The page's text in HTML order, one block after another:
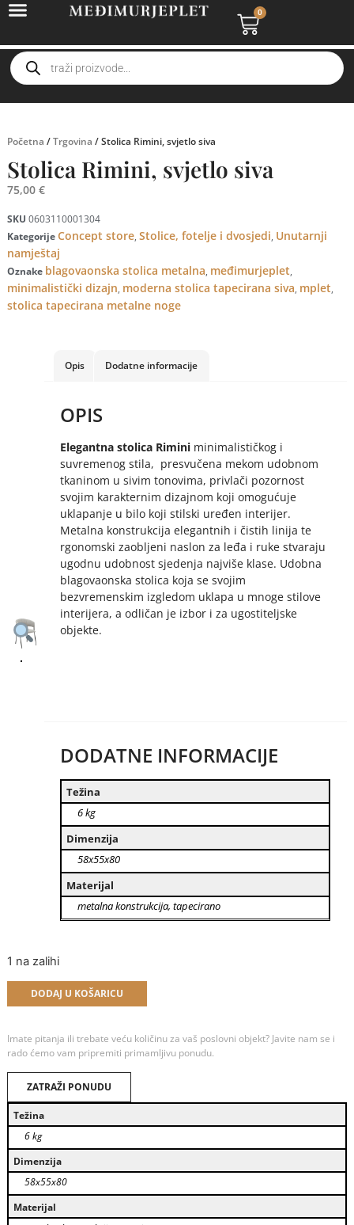
0
Početna /Trgovina / Stolica Rimini, svjetlo siva
Stolica Rimini, svjetlo siva
75,00 €
SKU 0603110001304
KategorijeConcept store, Stolice, fotelje i dvosjedi, Unutarnji
namještaj
Oznake blagovaonska stolica metalna, međimurjeplet,
minimalistički dizajn, moderna stolica tapecirana siva, mplet,
stolica tapecirana metalne noge
Opis Dodatne informacije
OPIS
Elegantna stolica Rimini minimalističkog i
suvremenog stila, presvučena mekom udobnom
tkaninom u sivim tonovima, privlači pozornost
svojim karakternim dizajnom koji omogućuje
uklapanje u bilo koji stilski uređen interijer.
Metalna konstrukcija elegantnih i čistih linija te
rgonomski zaobljeni naslon za leđa i ruke stvaraju
ugodnu udobnost sjedenja najviše klase. Udobna
blagovaonska stolica koja se svojim
bezvremenskim izgledom uklapa u mnoge stilove
interijera, a odličan je izbor i za ugostiteljske
objekte.
DODATNE INFORMACIJE
Težina
6 kg
Dimenzija
58x55x80
Materijal
metalna konstrukcija, tapecirano
1 na zalihi
DODAJ U KOŠARICU
Imate pitanja ili trebate veću količinu za vaš poslovni objekt? Javite nam se i
rado ćemo vam pripremiti primamljivu ponudu.
ZATRAŽI PONUDU
Težina
6 kg
Dimenzija
58x55x80
Materijal